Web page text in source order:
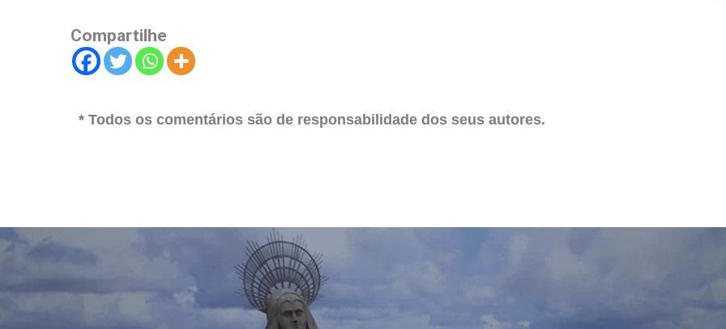
Compartilhe
* Todos os comentários são de responsabilidade dos seus autores.